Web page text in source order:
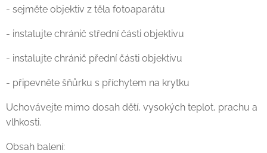
- sejměte objektiv z těla fotoaparátu
- instalujte chránič střední části objektivu
- instalujte chránič přední části objektivu
- připevněte šňůrku s příchytem na krytku
Uchovávejte mimo dosah dětí, vysokých teplot, prachu a
vlhkosti.
Obsah balení: